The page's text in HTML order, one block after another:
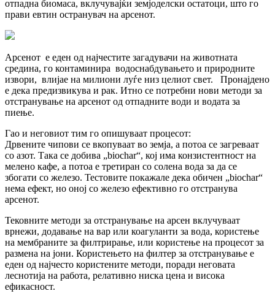
отпадна биомаса, вклучувајќи земјоделски остатоци, што го
прави евтин остранувач на арсенот.
Арсенот е еден од најчестите загадувачи на животната
средина, го контаминира водоснабдувањето и природните
извори, влијае на милиони луѓе низ целиот свет. Пронајдено
е дека предизвикува и рак. Итно се потребни нови методи за
отстранување на арсенот од отпадните води и водата за
пиење.
Гао и неговиот тим го опишуваат процесот:
Дрвените чипови се вкопуваат во земја, а потоа се загреваат
со азот. Така се добива „biochar“, кој има конзистентност на
мелено кафе, а потоа е третиран со солена вода за да се
збогати со железо. Тестовите покажале дека обичен „biochar“
нема ефект, но оној со железо ефективно го отстранува
арсенот.
Тековните методи за отстранување на арсен вклучуваат
врнежи, додавање на вар или коагуланти за вода, користење
на мембраните за филтрирање, или користење на процесот за
размена на јони. Користењето на филтер за отстранување е
еден од најчесто користените методи, поради неговата
леснотија на работа, релативно ниска цена и висока
ефикасност.